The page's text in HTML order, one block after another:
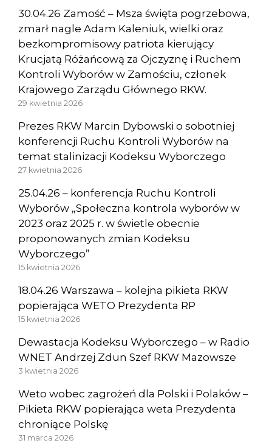
30.04.26 Zamość – Msza święta pogrzebowa,
zmarł nagle Adam Kaleniuk, wielki oraz
bezkompromisowy patriota kierujący
Krucjatą Różańcową za Ojczyznę i Ruchem
Kontroli Wyborów w Zamościu, członek
Krajowego Zarządu Głównego RKW.
29 kwietnia 2026
Prezes RKW Marcin Dybowski o sobotniej
konferencji Ruchu Kontroli Wyborów na
temat stalinizacji Kodeksu Wyborczego
27 kwietnia 2026
25.04.26 – konferencja Ruchu Kontroli
Wyborów „Społeczna kontrola wyborów w
2023 oraz 2025 r. w świetle obecnie
proponowanych zmian Kodeksu
Wyborczego”
15 kwietnia 2026
18.04.26 Warszawa – kolejna pikieta RKW
popierająca WETO Prezydenta RP
15 kwietnia 2026
Dewastacja Kodeksu Wyborczego – w Radio
WNET Andrzej Zdun Szef RKW Mazowsze
3 kwietnia 2026
Weto wobec zagrożeń dla Polski i Polaków –
Pikieta RKW popierająca weta Prezydenta
chroniące Polskę
31 marca 2026